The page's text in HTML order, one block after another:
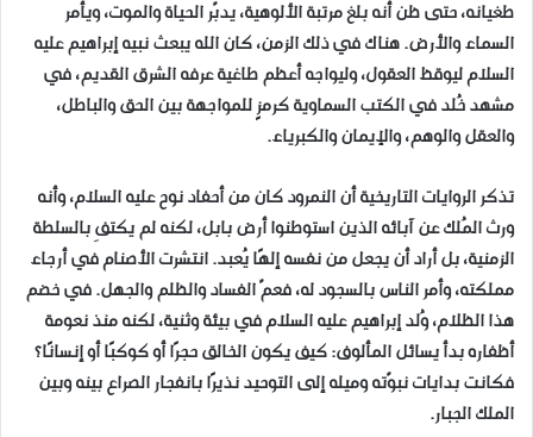
طغيانه، حتى ظن أنه بلغ مرتبة الألوهية، يدبّر الحياة والموت، ويأمر
السماء والأرض. هناك في ذلك الزمن، كان الله يبعث نبيه إبراهيم عليه
السلام ليوقظ العقول، وليواجه أعظم طاغية عرفه الشرق القديم، في
مشهد خُلد في الكتب السماوية كرمزٍ للمواجهة بين الحق والباطل،
والعقل والوهم، والإيمان والكبرياء.
تذكر الروايات التاريخية أن النمرود كان من أحفاد نوح عليه السلام، وأنه
ورث المُلك عن آبائه الذين استوطنوا أرض بابل، لكنه لم يكتفِ بالسلطة
الزمنية، بل أراد أن يجعل من نفسه إلهًا يُعبد. انتشرت الأصنام في أرجاء
مملكته، وأمر الناس بالسجود له، فعمّ الفساد والظلم والجهل. في خضم
هذا الظلام، وُلد إبراهيم عليه السلام في بيئة وثنية، لكنه منذ نعومة
أظفاره بدأ يسائل المألوف: كيف يكون الخالق حجرًا أو كوكبًا أو إنسانًا؟
فكانت بدايات نبوّته وميله إلى التوحيد نذيرًا بانفجار الصراع بينه وبين
الملك الجبار.